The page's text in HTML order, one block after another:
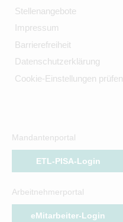
Stellenangebote
Impressum
Barrierefreiheit
Datenschutzerklärung
Cookie-Einstellungen prüfen
Mandantenportal
ETL-PISA-Login
Arbeitnehmerportal
eMitarbeiter-Login